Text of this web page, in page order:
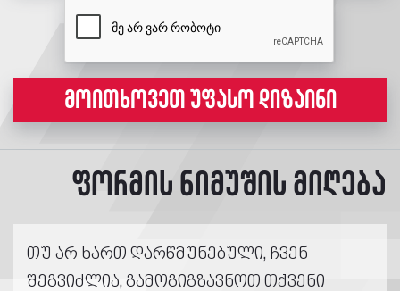
მოითხოვეთ უფასო დიზაინი
ფორმის ნიმუშის მიღება
თუ არ ხართ დარწმუნებული, ჩვენ
შეგვიძლია, გამოგიგზავნოთ თქვენი